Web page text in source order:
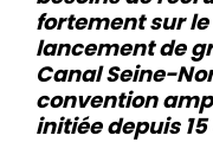
fortement sur
lancement de
Canal Seine-
convention
initiée depuis 15